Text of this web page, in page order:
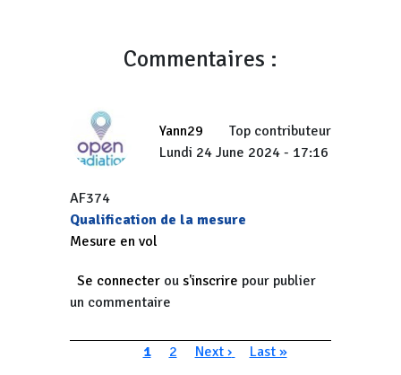
Commentaires :
Yann29
Top contributeur
Lundi 24 June 2024 - 17:16
AF374
Qualification de la mesure
Mesure en vol
Se connecter ou s'inscrire pour publier
un commentaire
PaginationPage courante
1 Page
2 Page suivante
Next › Dernière page
Last »